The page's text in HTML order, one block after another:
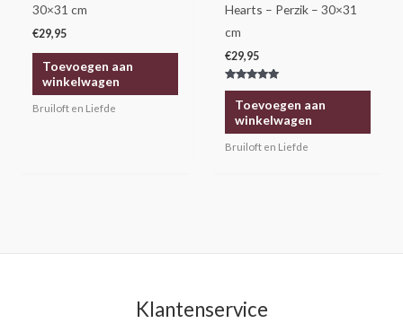
30×31 cm
€29,95
Toevoegen aan
winkelwagen
Bruiloft en Liefde
Hearts – Perzik – 30×31
cm
€29,95
Gewaardeerd
5.00
uit 5Toevoegen aan
winkelwagen
Bruiloft en Liefde
Klantenservice